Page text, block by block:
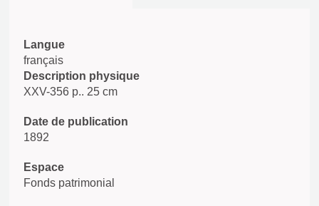
Langue
français
Description physique
XXV-356 p.. 25 cm
Date de publication
1892
Espace
Fonds patrimonial